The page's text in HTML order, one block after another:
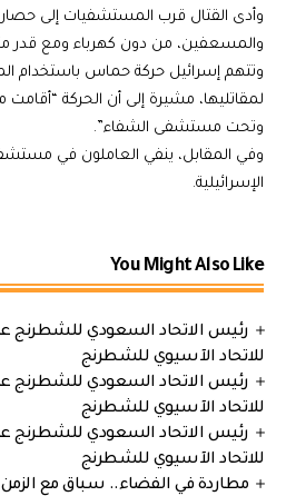
وأدى القتال قرب المستشفيات إلى حصار
والمسعفين، من دون كهرباء ومع قدر
وتتهم إسرائيل حركة حماس باستخدام
لمقاتليها، مشيرة إلى أن الحركة “أقامت
وتحت مستشفى الشفاء”.
وفي المقابل، ينفي العاملون في
الإسرائيلية.
You Might Also Like
رئيس الاتحاد السعودي للشطرنج
للاتحاد الآسيوي للشطرنج
رئيس الاتحاد السعودي للشطرنج
للاتحاد الآسيوي للشطرنج
رئيس الاتحاد السعودي للشطرنج
للاتحاد الآسيوي للشطرنج
مطاردة في الفضاء.. سباق مع